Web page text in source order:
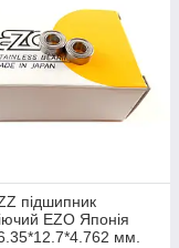
підшипник
EZO Японія
мм.